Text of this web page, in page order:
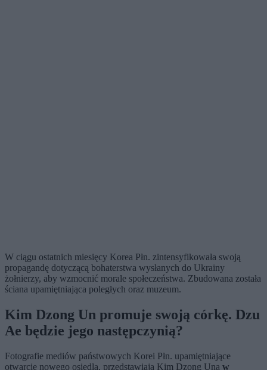
W ciągu ostatnich miesięcy Korea Płn. zintensyfikowała swoją
propagandę dotyczącą bohaterstwa wysłanych do Ukrainy
żołnierzy, aby wzmocnić morale społeczeństwa. Zbudowana została
ściana upamiętniająca poległych oraz muzeum.
Kim Dzong Un promuje swoją córkę. Dzu
Ae będzie jego następczynią?
Fotografie mediów państwowych Korei Płn. upamiętniające
otwarcie nowego osiedla, przedstawiają Kim Dzong Una w